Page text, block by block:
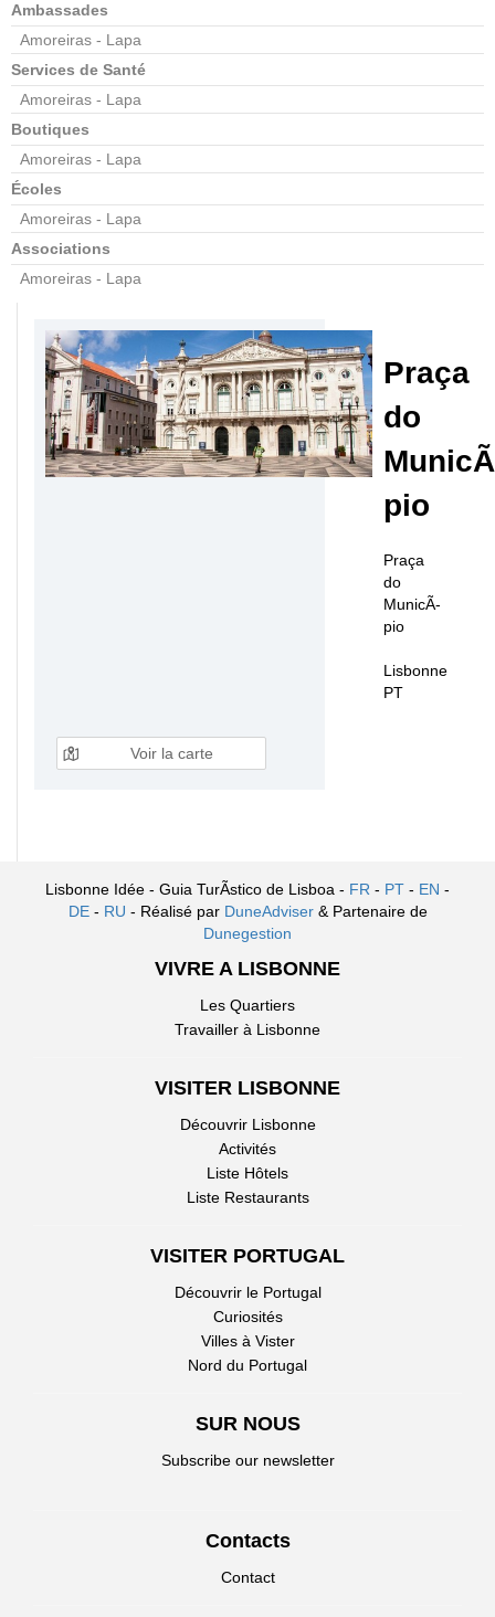
Ambassades
Amoreiras - Lapa
Services de Santé
Amoreiras - Lapa
Boutiques
Amoreiras - Lapa
Écoles
Amoreiras - Lapa
Associations
Amoreiras - Lapa
Praça
do
pio
Praça
do
MunicÃ­
pio
Lisbonne
PT
Voir la carte
Lisbonne Idée - Guia TurÃ­stico de Lisboa - FR - PT - EN -
DE- RU - Réalisé par DuneAdviser & Partenaire de
Dunegestion
VIVRE A LISBONNE
Les Quartiers
Travailler à Lisbonne
VISITER LISBONNE
Découvrir Lisbonne
Activités
Liste Hôtels
Liste Restaurants
VISITER PORTUGAL
Découvrir le Portugal
Curiosités
Villes à Vister
Nord du Portugal
SUR NOUS
Subscribe our newsletter
Contacts
Contact